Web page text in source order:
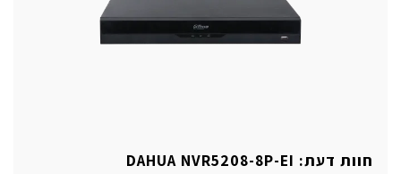
חוות דעת: DAHUA NVR5208-8P-EI